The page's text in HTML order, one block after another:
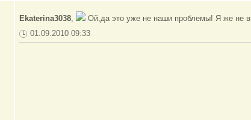
Ekaterina3038,
Ой,да это уже не наши проблемы! Я же не
01.09.2010 09:33